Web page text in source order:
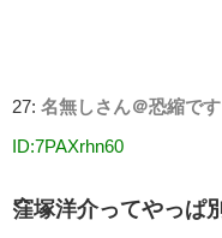
27: 名無しさん＠恐縮です
ID:7PAXrhn60
窪塚洋介ってやっぱ